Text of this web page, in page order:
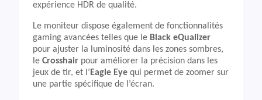
expérience HDR de qualité.
Le moniteur dispose également de fonctionnalités
gaming avancées telles que le Black eQualizer
pour ajuster la luminosité dans les zones sombres,
le Crosshair pour améliorer la précision dans les
jeux de tir, et l’ Eagle Eye qui permet de zoomer sur
une partie spécifique de l’écran.